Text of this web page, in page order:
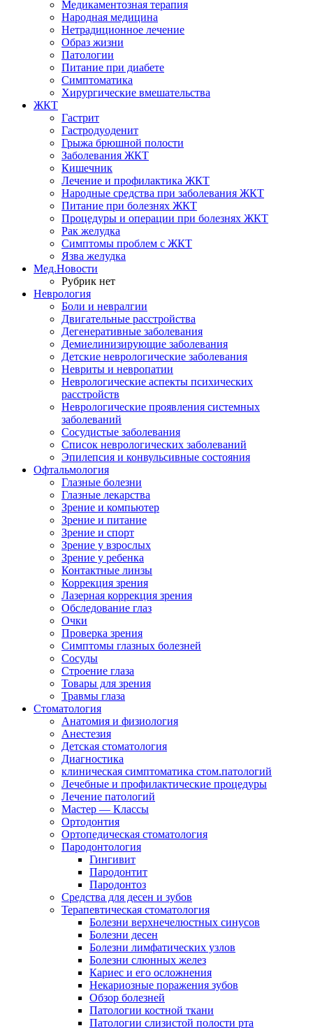
Медикаментозная терапия
Народная медицина
Нетрадиционное лечение
Образ жизни
Патологии
Питание при диабете
Симптоматика
Хирургические вмешательства
ЖКТ
Гастрит
Гастродуоденит
Грыжа брюшной полости
Заболевания ЖКТ
Кишечник
Лечение и профилактика ЖКТ
Народные средства при заболевания ЖКТ
Питание при болезнях ЖКТ
Процедуры и операции при болезнях ЖКТ
Рак желудка
Симптомы проблем с ЖКТ
Язва желудка
Мед.Новости
Рубрик нет
Неврология
Боли и невралгии
Двигательные расстройства
Дегенеративные заболевания
Демиелинизирующие заболевания
Детские неврологические заболевания
Невриты и невропатии
Неврологические аспекты психических
расстройств
Неврологические проявления системных
заболеваний
Сосудистые заболевания
Список неврологических заболеваний
Эпилепсия и конвульсивные состояния
Офтальмология
Глазные болезни
Глазные лекарства
Зрение и компьютер
Зрение и питание
Зрение и спорт
Зрение у взрослых
Зрение у ребенка
Контактные линзы
Коррекция зрения
Лазерная коррекция зрения
Обследование глаз
Очки
Проверка зрения
Симптомы глазных болезней
Сосуды
Строение глаза
Товары для зрения
Травмы глаза
Стоматология
Анатомия и физиология
Анестезия
Детская стоматология
Диагностика
клиническая симптоматика стом.патологий
Лечебные и профилактические процедуры
Лечение патологий
Мастер — Классы
Ортодонтия
Ортопедическая стоматология
Пародонтология
Гингивит
Пародонтит
Пародонтоз
Средства для десен и зубов
Терапевтическая стоматология
Болезни верхнечелюстных синусов
Болезни десен
Болезни лимфатических узлов
Болезни слюнных желез
Кариес и его осложнения
Некариозные поражения зубов
Обзор болезней
Патологии костной ткани
Патологии слизистой полости рта